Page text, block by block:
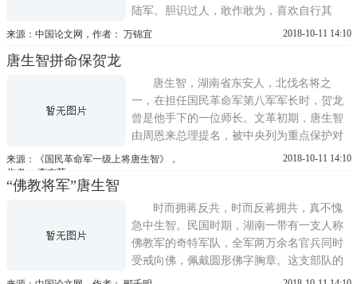
陆军。胆识过人，敢作敢为，喜欢自行其
是，不甘人后，权力欲极强，具有极为明显
军第八军军长、前敌总指挥、第四集团军总
司令、湖南省主席等职。1935
来源：中国论文网，作者： 万锦宜 2018-10-11 14:10
唐生智拼命保贺龙
唐生智，湖南省东安人，北伐名将之
一，在担任国民革命军第八军军长时，贺龙
曾是他手下的一位师长。文革初期，唐生智
由周恩来总理提名，被中央列为重点保护对
象保护起来。可是，到了1968年，林彪一伙
伙组成了以某部装甲师师长为首的专案调查
组，自北南下，不远千里，
来源：《国民革命军一级上将唐生智》，
作者： 李吉荪
2018-10-11 14:10
“佛教将军”唐生智
时而拥蒋反共，时而反蒋拥共，真不愧
急中生智。民国时期，湖南一带有一支人称
佛教军的奇特军队，全军两万余名官兵同时
受戒向佛，佩戴圆形佛字胸章。这支部队的
首领就是佛教将军唐生智。他率领这支军队